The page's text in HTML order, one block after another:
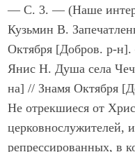
— С. 3. — (Наше
Кузьмин В.
Октября [Добров. р-
Янис Н. Душа села
на] // Знамя Октября
Не отрекшиеся от
церковнослужителей,
репрессированных, в